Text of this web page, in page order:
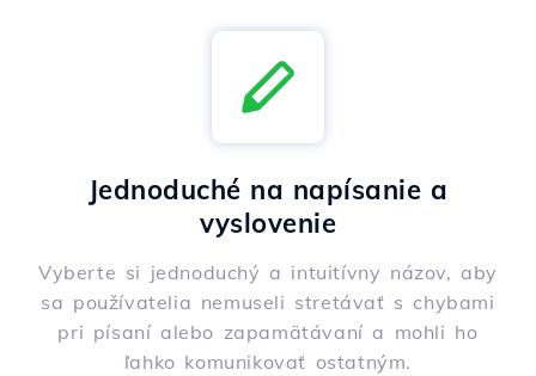
Jednoduché na napísanie a
vyslovenie
Vyberte si jednoduchý a intuitívny názov, aby
sa používatelia nemuseli stretávať s chybami
pri písaní alebo zapamätávaní a mohli ho
ľahko komunikovať ostatným.